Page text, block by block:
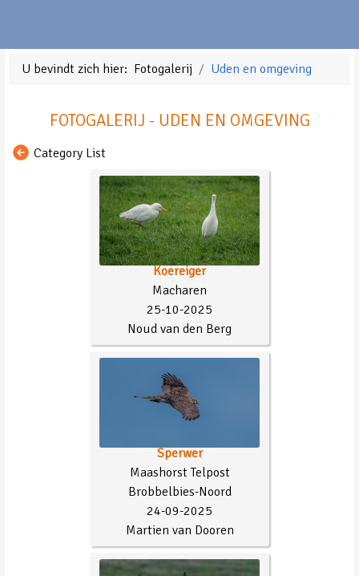
U bevindt zich hier: Fotogalerij Uden en omgeving
FOTOGALERIJ - UDEN EN OMGEVING
Category List
Koereiger
Macharen
25-10-2025
Noud van den Berg
Sperwer
Maashorst Telpost
Brobbelbies-Noord
24-09-2025
Martien van Dooren